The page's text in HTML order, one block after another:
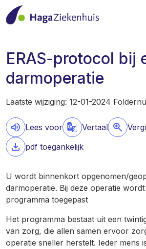
ERAS-protocol bij
darmoperatie
Laatste wijziging: 12-01-2024
Lees voor Vertaal
pdf toegankelijk
U wordt binnenkort opgenomen/
darmoperatie. Bij deze operatie wordt
programma toegepast
Het programma bestaat uit een
van zorg, die allen samen ervoor
operatie sneller herstelt. Ieder mens